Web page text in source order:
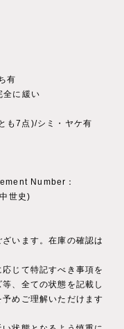
有
に緩い
も7点)/シミ・ヤケ有
Number：
世史)
います。在庫の確認は
じて特記すべき事項を
、全ての状態を記載し
めご理解いただけます